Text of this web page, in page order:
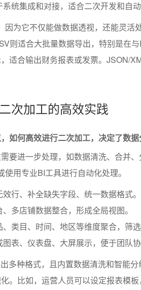
统集成和对接，适合二次开发和自动
因为它不仅能做数据透视，还能灵活
则适合大批量数据导出，特别是在
适合输出财务报表或发票。JSON/
次加工的高效实践
如何高效进行二次加工，决定了数据
要进一步处理，如数据清洗、合并
用专业BI工具进行自动化处理。
行、补全缺失字段、统一数据格式。
多店铺数据整合，形成全局视图。
类目、时间、地区等维度聚合，筛选
表、仪表盘、大屏展示，便于团队协
多种格式，且内置数据清洗和智能
。比如，运营人员可以设定报表模